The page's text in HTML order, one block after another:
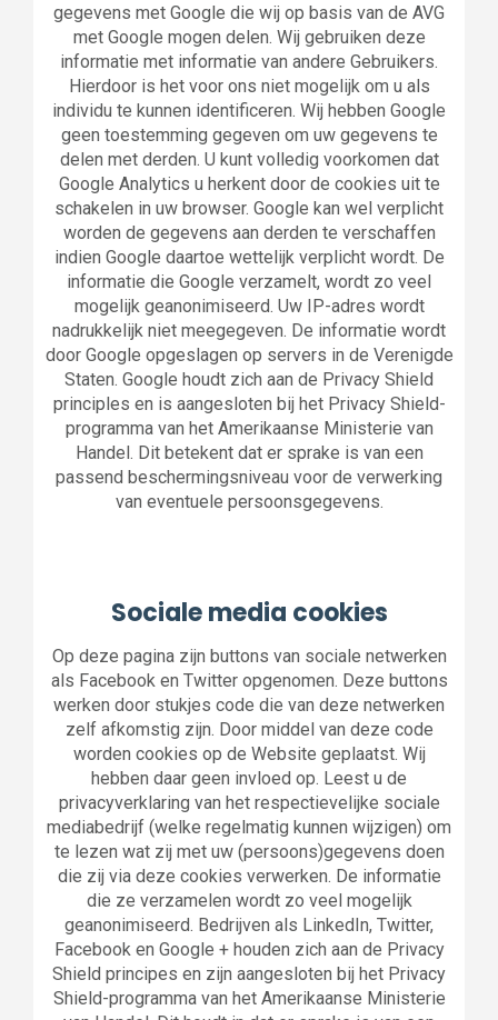
gegevens met Google die wij op basis van de AVG
met Google mogen delen. Wij gebruiken deze
informatie met informatie van andere Gebruikers.
Hierdoor is het voor ons niet mogelijk om u als
individu te kunnen identificeren. Wij hebben Google
geen toestemming gegeven om uw gegevens te
delen met derden. U kunt volledig voorkomen dat
Google Analytics u herkent door de cookies uit te
schakelen in uw browser. Google kan wel verplicht
worden de gegevens aan derden te verschaffen
indien Google daartoe wettelijk verplicht wordt. De
informatie die Google verzamelt, wordt zo veel
mogelijk geanonimiseerd. Uw IP-adres wordt
nadrukkelijk niet meegegeven. De informatie wordt
door Google opgeslagen op servers in de Verenigde
Staten. Google houdt zich aan de Privacy Shield
principles en is aangesloten bij het Privacy Shield-
programma van het Amerikaanse Ministerie van
Handel. Dit betekent dat er sprake is van een
passend beschermingsniveau voor de verwerking
van eventuele persoonsgegevens.
Sociale media cookies
Op deze pagina zijn buttons van sociale netwerken
als Facebook en Twitter opgenomen. Deze buttons
werken door stukjes code die van deze netwerken
zelf afkomstig zijn. Door middel van deze code
worden cookies op de Website geplaatst. Wij
hebben daar geen invloed op. Leest u de
privacyverklaring van het respectievelijke sociale
mediabedrijf (welke regelmatig kunnen wijzigen) om
te lezen wat zij met uw (persoons)gegevens doen
die zij via deze cookies verwerken. De informatie
die ze verzamelen wordt zo veel mogelijk
geanonimiseerd. Bedrijven als LinkedIn, Twitter,
Facebook en Google + houden zich aan de Privacy
Shield principes en zijn aangesloten bij het Privacy
Shield-programma van het Amerikaanse Ministerie